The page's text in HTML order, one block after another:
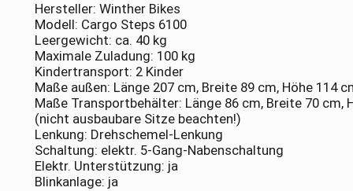
Hersteller: Winther Bikes
Modell: Cargo Steps 6100
Leergewicht: ca. 40 kg
Maximale Zuladung: 100 kg
Kindertransport: 2 Kinder
Maße außen: Länge 207 cm, Breite 89 cm, Höhe 114
Maße Transportbehälter: Länge 86 cm, Breite 70 cm,
(nicht ausbaubare Sitze beachten!)
Lenkung: Drehschemel-Lenkung
Schaltung: elektr. 5-Gang-Nabenschaltung
Elektr. Unterstützung: ja
Blinkanlage: ja